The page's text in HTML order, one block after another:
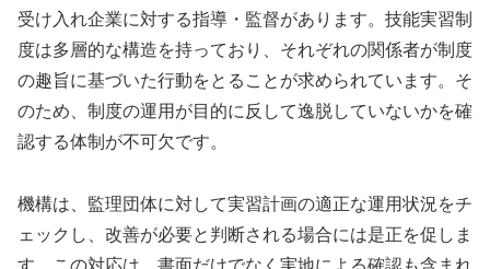
受け入れ企業に対する指導・監督があります。技能実習制
度は多層的な構造を持っており、それぞれの関係者が制度
の趣旨に基づいた行動をとることが求められています。そ
のため、制度の運用が目的に反して逸脱していないかを確
認する体制が不可欠です。
機構は、監理団体に対して実習計画の適正な運用状況をチ
ェックし、改善が必要と判断される場合には是正を促しま
す。この対応は、書面だけでなく実地による確認も含まれ